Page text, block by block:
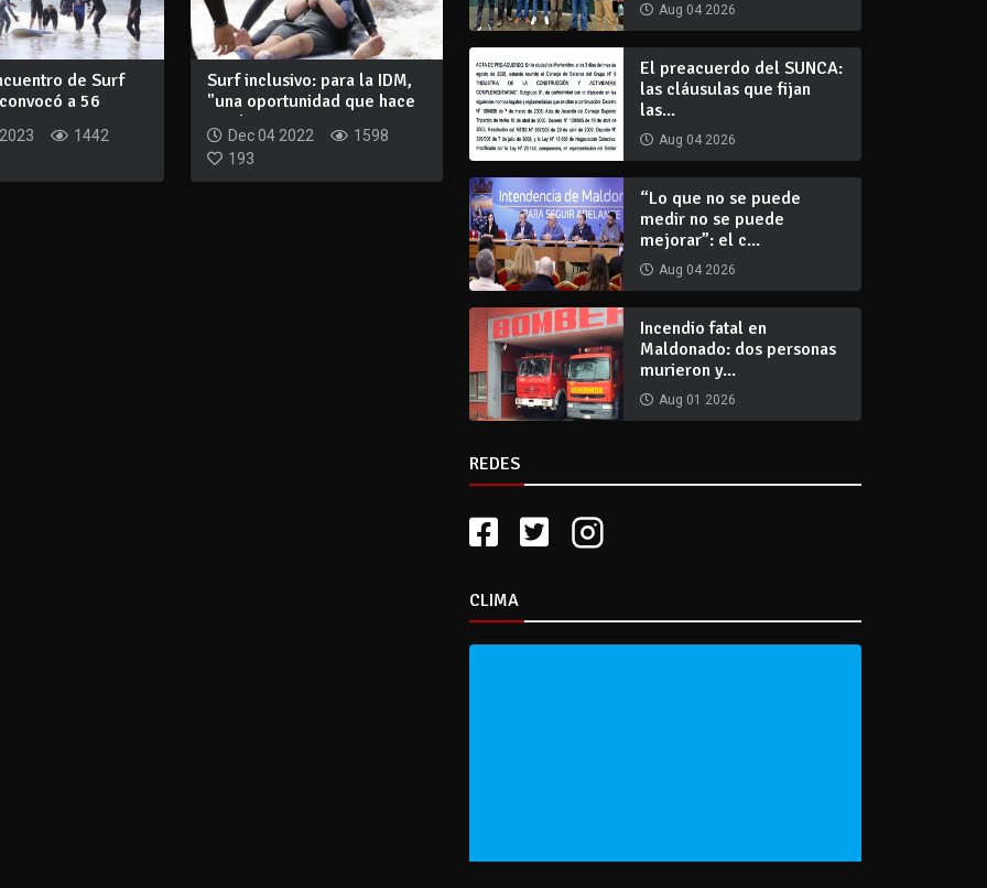
de Surf
a 56
s...
1442
Surf inclusivo: para la IDM,
"una oportunidad que hace
posib...
Dec 04 2022
1598
193
Aug 04 2026
El preacuerdo del SUNCA:
las cláusulas que fijan
las...
Aug 04 2026
“Lo que no se puede
medir no se puede
mejorar”: el c...
Aug 04 2026
Incendio fatal en
Maldonado: dos personas
murieron y...
Aug 01 2026
REDES
CLIMA